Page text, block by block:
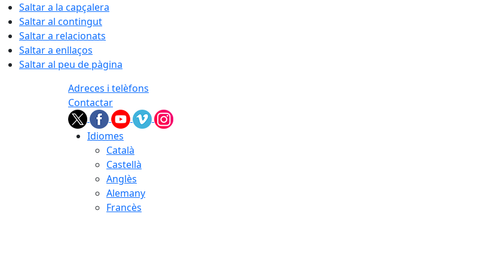
Saltar a la capçalera
Saltar al contingut
Saltar a relacionats
Saltar a enllaços
Saltar al peu de pàgina
Adreces i telèfons
Contactar
Idiomes
Català
Castellà
Anglès
Alemany
Francès